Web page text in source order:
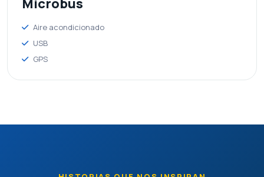
Aire acondicionado
USB
GPS